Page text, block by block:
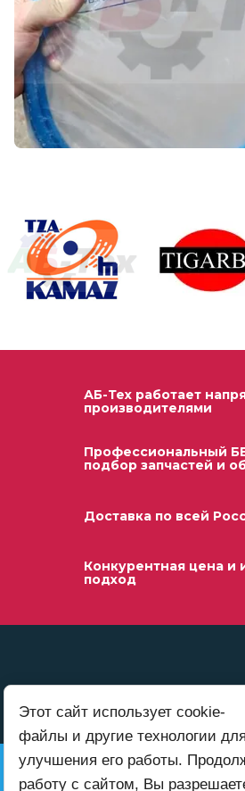
АБ-Тех работает
производителями
Профессиональный
подбор запчастей и
Доставка по всей
Конкурентная цена и
подход
+7 (999) 416-00-52
Этот сайт использует cookie-
файлы и другие технологии для
улучшения его работы.
работу с сайтом, Вы